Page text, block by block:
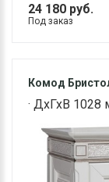
24 180 руб.
Под заказ
Комод
· ДхГхВ